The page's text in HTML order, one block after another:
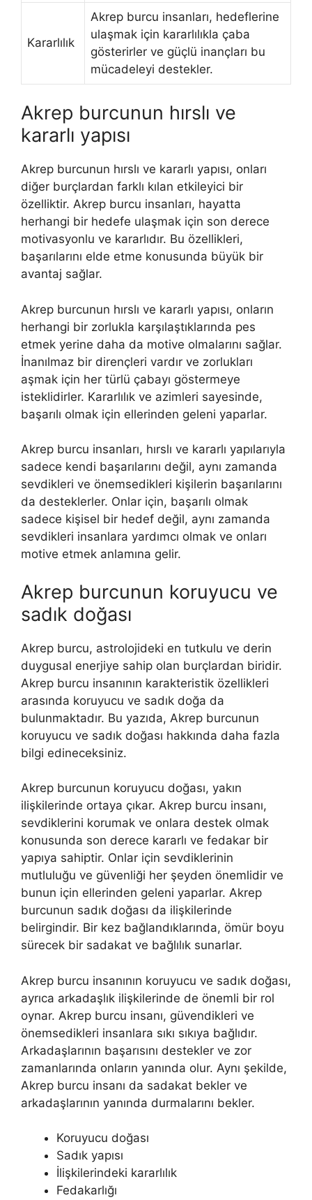
Kararlılık
Akrep burcu insanları, hedeflerine
ulaşmak için kararlılıkla çaba
gösterirler ve güçlü inançları bu
mücadeleyi destekler.
Akrep burcunun hırslı ve
kararlı yapısı
Akrep burcunun hırslı ve kararlı yapısı, onları
diğer burçlardan farklı kılan etkileyici bir
özelliktir. Akrep burcu insanları, hayatta
herhangi bir hedefe ulaşmak için son derece
motivasyonlu ve kararlıdır. Bu özellikleri,
başarılarını elde etme konusunda büyük bir
avantaj sağlar.
Akrep burcunun hırslı ve kararlı yapısı, onların
herhangi bir zorlukla karşılaştıklarında pes
etmek yerine daha da motive olmalarını sağlar.
İnanılmaz bir dirençleri vardır ve zorlukları
aşmak için her türlü çabayı göstermeye
isteklidirler. Kararlılık ve azimleri sayesinde,
başarılı olmak için ellerinden geleni yaparlar.
Akrep burcu insanları, hırslı ve kararlı yapılarıyla
sadece kendi başarılarını değil, aynı zamanda
sevdikleri ve önemsedikleri kişilerin başarılarını
da desteklerler. Onlar için, başarılı olmak
sadece kişisel bir hedef değil, aynı zamanda
sevdikleri insanlara yardımcı olmak ve onları
motive etmek anlamına gelir.
Akrep burcunun koruyucu ve
sadık doğası
Akrep burcu, astrolojideki en tutkulu ve derin
duygusal enerjiye sahip olan burçlardan biridir.
Akrep burcu insanının karakteristik özellikleri
arasında koruyucu ve sadık doğa da
bulunmaktadır. Bu yazıda, Akrep burcunun
koruyucu ve sadık doğası hakkında daha fazla
bilgi edineceksiniz.
Akrep burcunun koruyucu doğası, yakın
ilişkilerinde ortaya çıkar. Akrep burcu insanı,
sevdiklerini korumak ve onlara destek olmak
konusunda son derece kararlı ve fedakar bir
yapıya sahiptir. Onlar için sevdiklerinin
mutluluğu ve güvenliği her şeyden önemlidir ve
bunun için ellerinden geleni yaparlar. Akrep
burcunun sadık doğası da ilişkilerinde
belirgindir. Bir kez bağlandıklarında, ömür boyu
sürecek bir sadakat ve bağlılık sunarlar.
Akrep burcu insanının koruyucu ve sadık doğası,
ayrıca arkadaşlık ilişkilerinde de önemli bir rol
oynar. Akrep burcu insanı, güvendikleri ve
önemsedikleri insanlara sıkı sıkıya bağlıdır.
Arkadaşlarının başarısını destekler ve zor
zamanlarında onların yanında olur. Aynı şekilde,
Akrep burcu insanı da sadakat bekler ve
arkadaşlarının yanında durmalarını bekler.
Koruyucu doğası
Sadık yapısı
İlişkilerindeki kararlılık
Fedakarlığı